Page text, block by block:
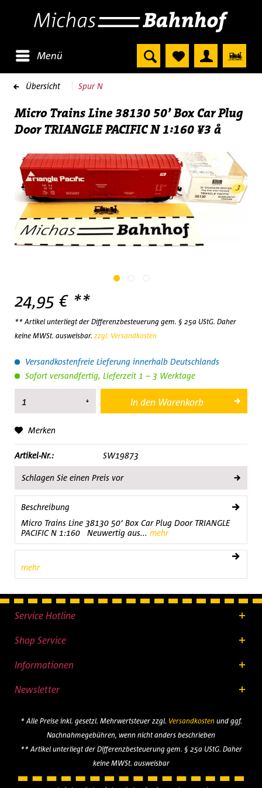
Menü
Übersicht Spur N
Micro Trains Line 38130 50’ Box Car Plug
Door TRIANGLE PACIFIC N 1:160 ¥3 å
24,95 € **
** Artikel unterliegt der Differenzbesteuerung gem. § 25a UStG. Daher
keine MWSt. ausweisbar. zzgl. Versandkosten
Versandkostenfreie Lieferung innerhalb Deutschlands
Sofort versandfertig, Lieferzeit 1 – 3 Werktage
In den Warenkorb
Merken
Artikel-Nr.: SW19873
Schlagen Sie einen Preis vor
Beschreibung
Micro Trains Line 38130 50’ Box Car Plug Door TRIANGLE
PACIFIC N 1:160 Neuwertig aus... mehr
mehr
Service Hotline
Shop Service
Informationen
Newsletter
* Alle Preise inkl. gesetzl. Mehrwertsteuer zzgl. Versandkostenund ggf.
Nachnahmegebühren, wenn nicht anders beschrieben
** Artikel unterliegt der Differenzbesteuerung gem. § 25a UStG. Daher
keine MWSt. ausweisbar